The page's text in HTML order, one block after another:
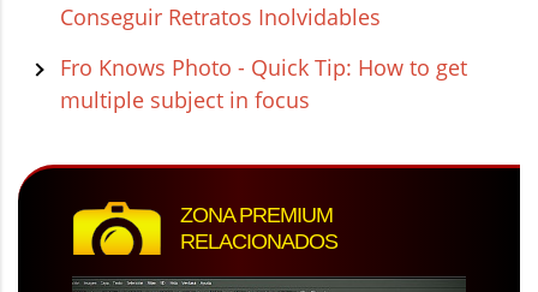
Conseguir Retratos Inolvidables
Fro Knows Photo - Quick Tip: How to get
multiple subject in focus
ZONA PREMIUM
RELACIONADOS